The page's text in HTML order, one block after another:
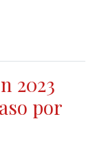
2023
por